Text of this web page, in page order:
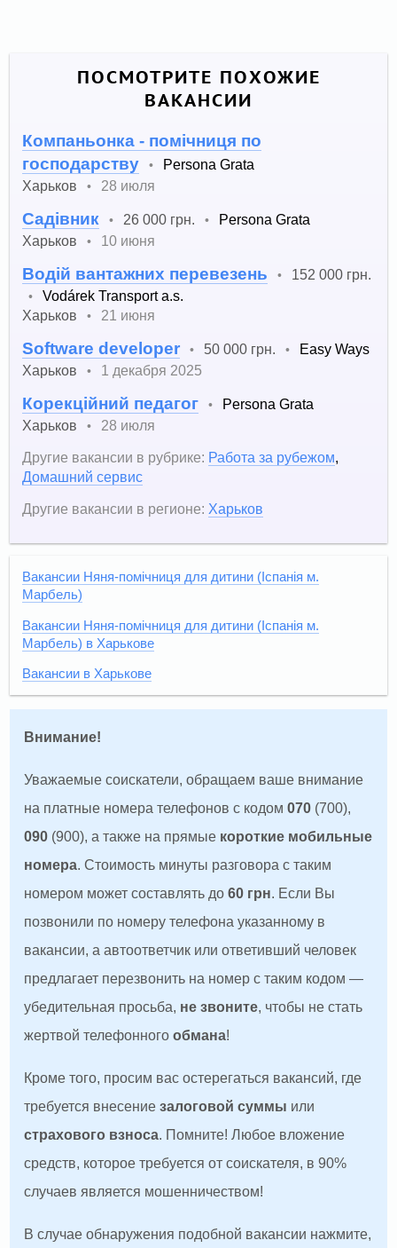
ПОСМОТРИТЕ ПОХОЖИЕ
ВАКАНСИИ
Компаньонка - помічниця по
господарству
•
Persona Grata
Харьков
• 28 июля
Садівник • 26 000 грн. •
Persona Grata
Харьков
• 10 июня
Водій вантажних перевезень • 152 000 грн.
•
Vodárek Transport a.s.
Харьков
• 21 июня
Software developer • 50 000 грн. •
Easy Ways
Харьков
• 1 декабря 2025
Корекційний педагог •
Persona Grata
Харьков
•
28 июля
Другие вакансии в рубрике: Работа за рубежом,
Домашний сервис
Другие вакансии в регионе: Харьков
Вакансии Няня-помічниця для дитини (Іспанія м.
Марбель)
Вакансии Няня-помічниця для дитини (Іспанія м.
Марбель) в Харькове
Вакансии в Харькове
Внимание!
Уважаемые соискатели, обращаем ваше внимание
на платные номера телефонов с кодом070 (700),
090 (900), а также на прямые короткие мобильные
номера. Стоимость минуты разговора с таким
номером может составлять до60 грн. Если Вы
позвонили по номеру телефона указанному в
вакансии, а автоответчик или ответивший человек
предлагает перезвонить на номер с таким кодом —
убедительная просьба, не звоните, чтобы не стать
жертвой телефонногообмана!
Кроме того, просим вас остерегаться вакансий, где
требуется внесениезалоговой суммы или
страхового взноса. Помните! Любое вложение
средств, которое требуется от соискателя, в 90%
случаев является мошенничеством!
В случае обнаружения подобной вакансии нажмите,